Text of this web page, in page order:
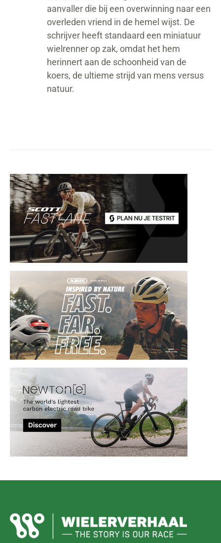
aanvaller die bij een overwinning naar een
overleden vriend in de hemel wijst. De
schrijver heeft standaard een miniatuur
wielrenner op zak, omdat het hem
herinnert aan de schoonheid van de
koers, de ultieme strijd van mens versus
natuur.